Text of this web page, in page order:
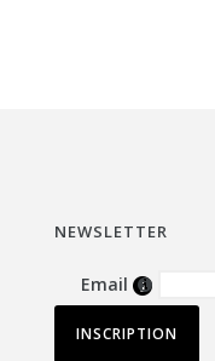
NEWSLETTER
Email